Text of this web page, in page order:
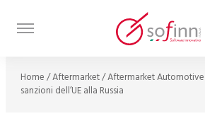
Home/Aftermarket/Aftermarket
sanzioni dell’UE alla Russia